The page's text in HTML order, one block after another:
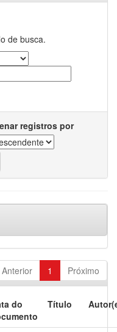
de busca.
registros por
Anterior 1 Próximo
do
Título